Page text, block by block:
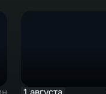
1 августа